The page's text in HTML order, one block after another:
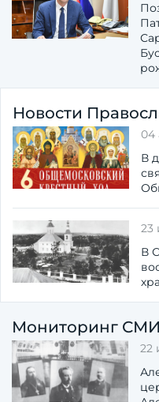
Новости
04
В
23
В
Мониторинг СМИ
22